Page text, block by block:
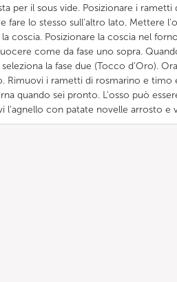
per il sous vide. Posizionare i
fare lo stesso sull'altro lato. Mettere
coscia. Posizionare la coscia nel
come da fase uno sopra.
la fase due (Tocco d'Oro).
Rimuovi i rametti di rosmarino e timo
quando sei pronto. L'osso può
l'agnello con patate novelle arrosto e